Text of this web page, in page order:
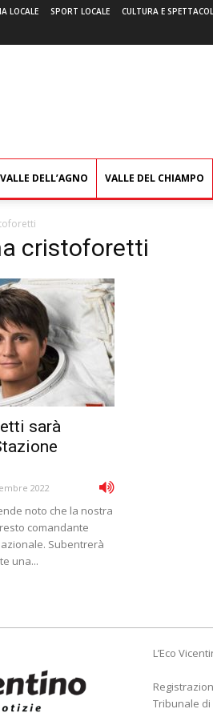
LOCALE SPORT LOCALE CULTURA E
VALLE DELL’AGNO VALLE DEL CHIAMPO
cristoforetti
sarà
2022
noto che la nostra
comandante
Subentrerà
una...
L’Eco
Tribunale di